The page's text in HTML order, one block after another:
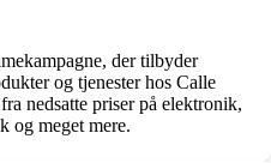
der tilbyder
og tjenester hos Calle
nedsatte priser på elektronik,
og meget mere.